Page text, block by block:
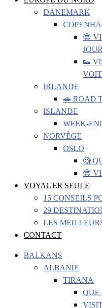
DANEMARK
😎
👟
IRLANDE
🚗 ROAD
ISLANDE
WEEK-
NORVÈGE
OSLO
🧐
😎
VOYAGER SEULE
15 CONSEILS
29
LES
CONTACT
BALKANS
ALBANIE
TIRANA
QUE